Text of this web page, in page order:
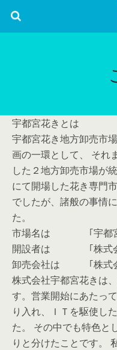
宇都宮花きとは
宇都宮花き地方卸売市
画の一環として、 それ
した２地方卸売市場が
にて開場した花き専門
でしたが、諸般の事情
た。
市場名は ｢宇都宮花
開設者は ｢株式会
卸売会社は ｢株式会
株式会社宇都宮花きは
す。営業開始にあたっ
り入れ、ＩＴを駆使し
た。 その中でも特色と
りと分けたことです。